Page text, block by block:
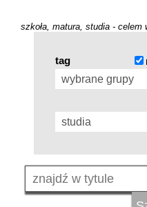
szkoła, matura, studia -
tag